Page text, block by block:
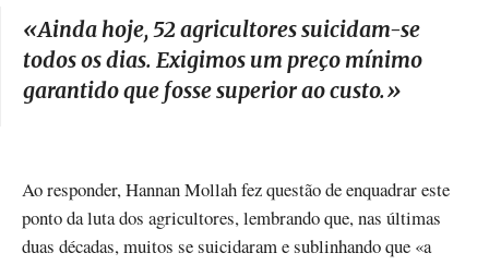
«Ainda hoje, 52 agricultores suicidam-se
todos os dias. Exigimos um preço mínimo
garantido que fosse superior ao custo.»
Ao responder, Hannan Mollah fez questão de enquadrar este
ponto da luta dos agricultores, lembrando que, nas últimas
duas décadas, muitos se suicidaram e sublinhando que «a